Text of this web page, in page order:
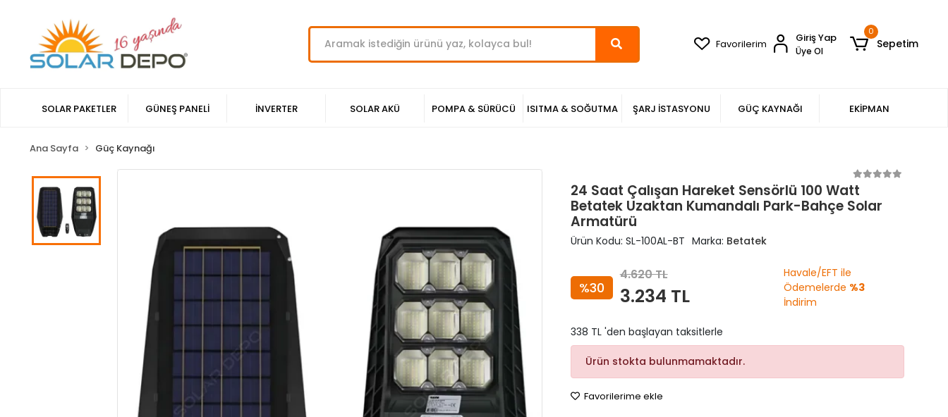
Favorilerim Giriş Yap
Üye Ol
0
Sepetim
SOLAR PAKETLER GÜNEŞ PANELİ İNVERTER SOLAR AKÜ POMPA & SÜRÜCÜ ISITMA & SOĞUTMA ŞARJ İSTASYONU GÜÇ KAYNAĞI EKİPMAN
Ana Sayfa Güç Kaynağı
24 Saat Çalışan Hareket Sensörlü 100 Watt
Betatek Uzaktan Kumandalı Park-Bahçe Solar
Armatürü
Ürün Kodu: SL-100AL-BT Marka: Betatek
%30
4.620 TL
3.234 TL
Havale/EFT ile
Ödemelerde %3
İndirim
338 TL 'den başlayan taksitlerle
Ürün stokta bulunmamaktadır.
Favorilerime ekle